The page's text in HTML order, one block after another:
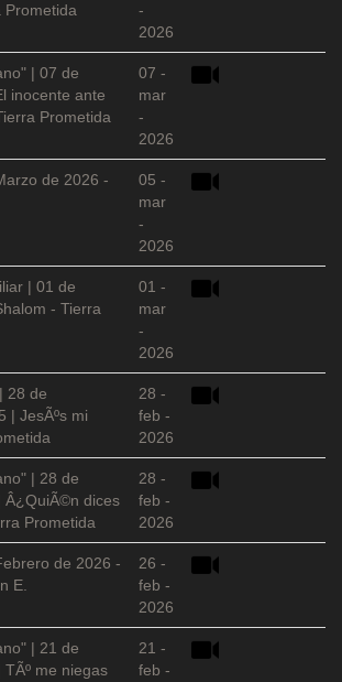
Prometida
-
2026
| 07 de
inocente ante
Prometida
07 -
mar
-
2026
de 2026 -
05 -
mar
-
2026
| 01 de
- Tierra
01 -
mar
-
2026
28 de
| JesÃºs mi
28 -
feb -
2026
| 28 de
Â¿QuiÃ©n dices
Prometida
28 -
feb -
2026
de 2026 -
E.
26 -
feb -
2026
| 21 de
me niegas
21 -
feb -